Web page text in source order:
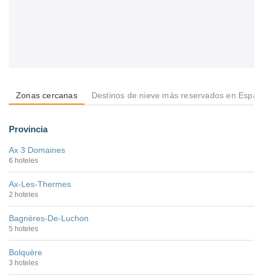
Zonas cercanas Destinos de nieve más reservados en
Provincia
Ax 3 Domaines
6 hoteles
Ax-Les-Thermes
2 hoteles
Bagnères-De-Luchon
5 hoteles
Bolquère
3 hoteles